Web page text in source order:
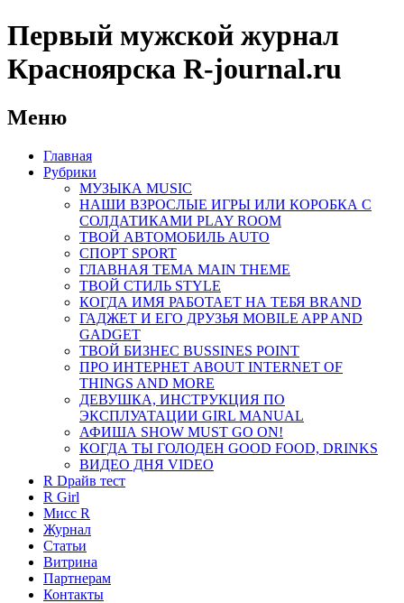
Первый мужской журнал
Красноярска R-journal.ru
Меню
Главная
Рубрики
МУЗЫКА MUSIC
НАШИ ВЗРОСЛЫЕ ИГРЫ ИЛИ КОРОБКА С
СОЛДАТИКАМИ PLAY ROOM
ТВОЙ АВТОМОБИЛЬ AUTO
СПОРТ SPORT
ГЛАВНАЯ ТЕМА MAIN THEME
ТВОЙ СТИЛЬ STYLE
КОГДА ИМЯ РАБОТАЕТ НА ТЕБЯ BRAND
ГАДЖЕТ И ЕГО ДРУЗЬЯ MOBILE APP AND
GADGET
ТВОЙ БИЗНЕС ВUSSINES POINT
ПРО ИНТЕРНЕТ ABOUT INTERNET OF
THINGS AND MORE
ДЕВУШКА, ИНСТРУКЦИЯ ПО
ЭКСПЛУАТАЦИИ GIRL MANUAL
АФИША SHOW MUST GO ON!
КОГДА ТЫ ГОЛОДЕН GOOD FOOD, DRINKS
ВИДЕО ДНЯ VIDEO
R Dрайв тест
R Girl
Мисс R
Журнал
Cтатьи
Витрина
Партнерам
Контакты